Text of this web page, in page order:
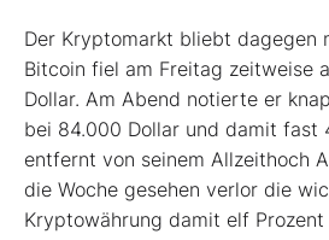
Der Kryptomarkt bliebt dagegen
Bitcoin fiel am Freitag zeitweise
Dollar. Am Abend notierte er
bei 84.000 Dollar und damit fast
entfernt von seinem Allzeithoch
die Woche gesehen verlor die
Kryptowährung damit elf